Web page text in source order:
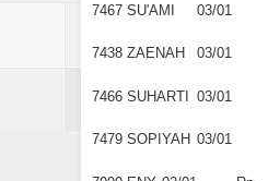
7467 SU'AMI 03/01
7438 ZAENAH 03/01
7466 SUHARTI 03/01
7479 SOPIYAH 03/01